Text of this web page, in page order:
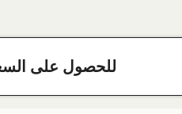
للحصول على